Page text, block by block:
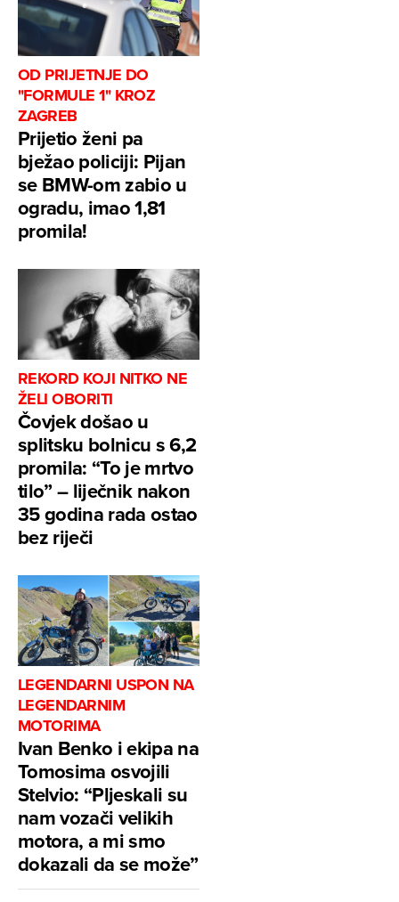
OD PRIJETNJE DO
"FORMULE 1" KROZ
ZAGREB
Prijetio ženi pa
bježao policiji: Pijan
se BMW-om zabio u
ogradu, imao 1,81
promila!
REKORD KOJI NITKO NE
ŽELI OBORITI
Čovjek došao u
splitsku bolnicu s 6,2
promila: “To je mrtvo
tilo” – liječnik nakon
35 godina rada ostao
bez riječi
LEGENDARNI USPON NA
LEGENDARNIM
MOTORIMA
Ivan Benko i ekipa na
Tomosima osvojili
Stelvio: “Pljeskali su
nam vozači velikih
motora, a mi smo
dokazali da se može”